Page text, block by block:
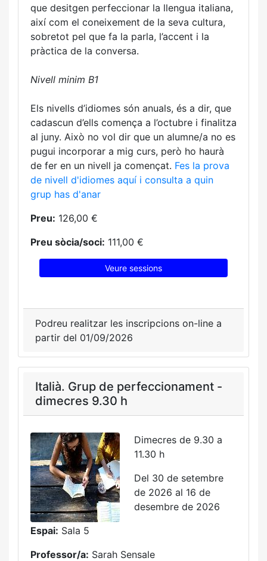
que desitgen perfeccionar la llengua italiana,
així com el coneixement de la seva cultura,
sobretot pel que fa la parla, l’accent i la
pràctica de la conversa.
Nivell minim B1
Els nivells d’idiomes són anuals, és a dir, que
cadascun d’ells comença a l’octubre i finalitza
al juny. Això no vol dir que un alumne/a no es
pugui incorporar a mig curs, però ho haurà
de fer en un nivell ja començat. Fes la prova
de nivell d'idiomes aquí i consulta a quin
grup has d'anar
Preu: 126,00 €
Preu sòcia/soci: 111,00 €
Veure sessions
Podreu realitzar les inscripcions on-line a
partir del 01/09/2026
Italià. Grup de perfeccionament -
dimecres 9.30 h
Dimecres de 9.30 a
11.30 h
Del 30 de setembre
de 2026 al 16 de
desembre de 2026
Espai: Sala 5
Professor/a: Sarah Sensale